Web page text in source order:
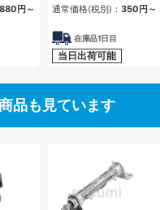
880 円 ～ 通常価格(税別)： 350 円 ～
在庫品1日目
当日出荷可能
品も見ています